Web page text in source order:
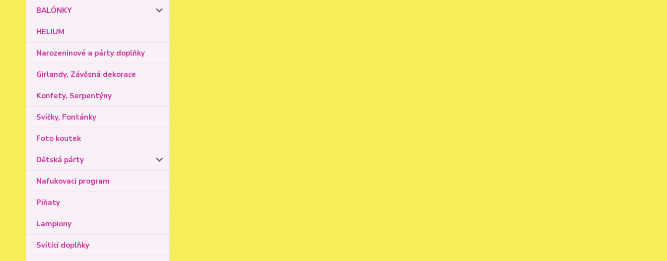
BALÓNKY
HELIUM
Narozeninové a párty doplňky
Girlandy, Závěsná dekorace
Konfety, Serpentýny
Svíčky, Fontánky
Foto koutek
Dětská párty
Nafukovací program
Piňaty
Lampiony
Svítící doplňky